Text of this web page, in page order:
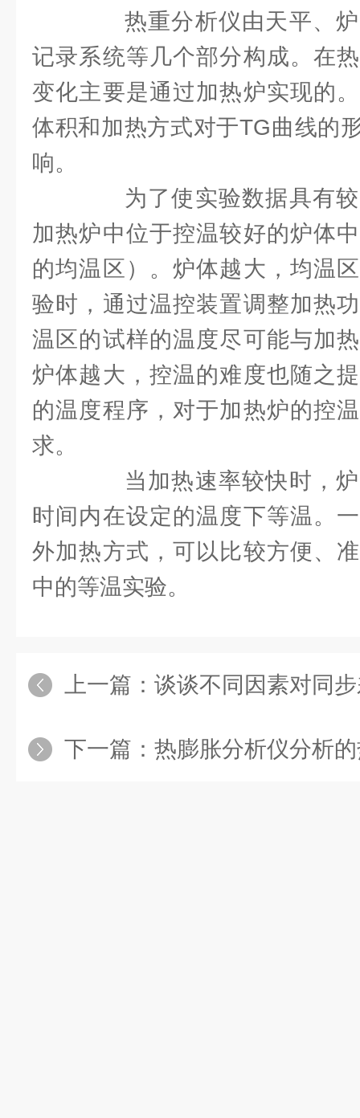
热重分析仪由天平、炉
记录系统等几个部分构成。在
变化主要是通过加热炉实现的
体积和加热方式对于TG曲线的
响。
为了使实验数据具有较
加热炉中位于控温较好的炉体
的均温区）。炉体越大，均温
验时，通过温控装置调整加热
温区的试样的温度尽可能与加
炉体越大，控温的难度也随之
的温度程序，对于加热炉的控
求。
当加热速率较快时，炉
时间内在设定的温度下等温。
外加热方式，可以比较方便、
中的等温实验。
上一篇： 谈谈不同因素对同步差
下一篇： 热膨胀分析仪分析的热